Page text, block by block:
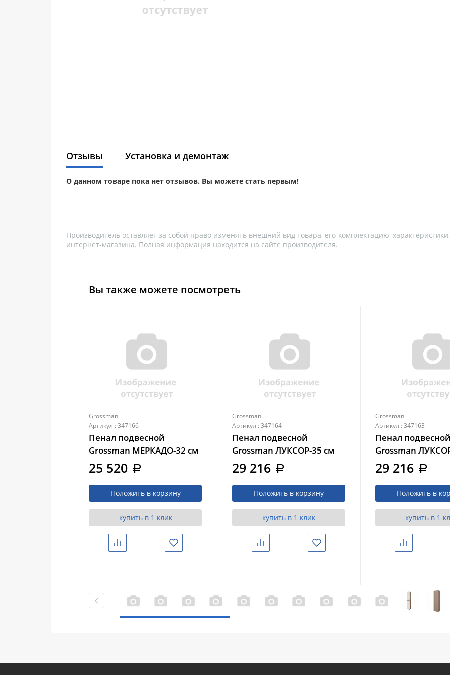
Отзывы Установка и демонтаж
О данном товаре пока нет отзывов. Вы можете стать первым!
Производитель оставляет за собой право изменять внешний вид товара, его комплектацию,
интернет-магазина. Полная информация находится на сайте производителя.
Вы также можете посмотреть
Grossman
Артикул : 347166
Пенал подвесной
Grossman МЕРКАДО-32 см
универсальный, графит
матовый (303285)
25 520 a
Положить в корзину
купить в 1 клик
Сравнить Избранное
Grossman
Артикул : 347164
Пенал подвесной
Grossman ЛУКСОР-35 см
универсальный, белый
матовый (303550)
29 216 a
Положить в корзину
купить в 1 клик
Сравнить Избранное
Grossman
Артикул : 347163
Пенал подвесной
Grossman
универсальный,
бежевый
(303551)
29 216 a
Положить в
купить в 1
Сравнить